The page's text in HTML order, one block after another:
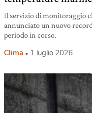
Il servizio di monitoraggio
annunciato un nuovo
periodo in corso.
Clima 1 luglio 2026